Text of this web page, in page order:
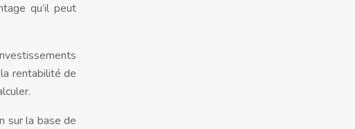
qu’il peut
rentabilité de
sur la base de